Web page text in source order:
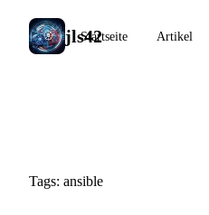
jls42
Startseite Artikel
Tags: ansible